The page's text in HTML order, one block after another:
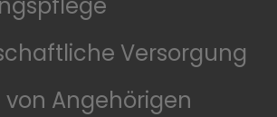
Versorgung
Angehörigen